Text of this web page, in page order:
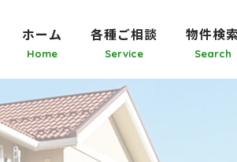
ホーム 各種ご相談 物件検